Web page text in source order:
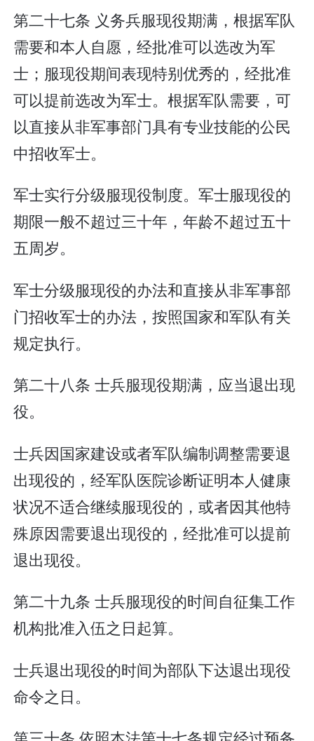
第二十七条 义务兵服现役期满，根据军队
需要和本人自愿，经批准可以选改为军
士；服现役期间表现特别优秀的，经批准
可以提前选改为军士。根据军队需要，可
以直接从非军事部门具有专业技能的公民
中招收军士。
军士实行分级服现役制度。军士服现役的
期限一般不超过三十年，年龄不超过五十
五周岁。
军士分级服现役的办法和直接从非军事部
门招收军士的办法，按照国家和军队有关
规定执行。
第二十八条 士兵服现役期满，应当退出现
役。
士兵因国家建设或者军队编制调整需要退
出现役的，经军队医院诊断证明本人健康
状况不适合继续服现役的，或者因其他特
殊原因需要退出现役的，经批准可以提前
退出现役。
第二十九条 士兵服现役的时间自征集工作
机构批准入伍之日起算。
士兵退出现役的时间为部队下达退出现役
命令之日。